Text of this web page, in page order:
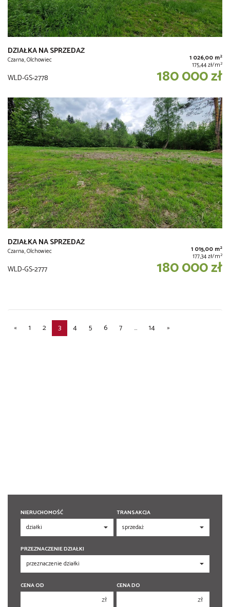
DZIAŁKA NA SPRZEDAŻ
Czarna, Olchowiec 1 026,00 m2
175,44 zł/m2
WLD-GS-2778 180 000 zł
DZIAŁKA NA SPRZEDAŻ
Czarna, Olchowiec 1 015,00 m2
177,34 zł/m2
WLD-GS-2777 180 000 zł
« 1 2 3 4 5 6 7 ... 14 »
NIERUCHOMOŚĆ TRANSAKCJA
PRZEZNACZENIE DZIAŁKI
CENA OD
zł
CENA DO
zł